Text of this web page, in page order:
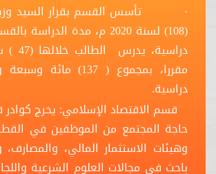
· تأسس القسم بقرار السيد وزير
(108) لسنة 2020 م، مدة
مقررا، بمجموع ( 137)
دراسية.
قسم الاقتصاد الإسلامي: يخرج
حاجة المجتمع من الموظفين في
وهيئات الاستثمار المالي،
باحث في مجالات العلوم الشرعية